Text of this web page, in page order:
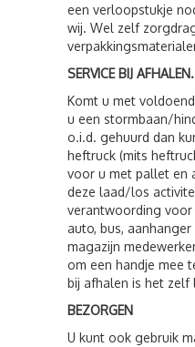
een verloopstukje
wij. Wel zelf
SERVICE BIJ AFHALEN.
Komt u met
u een stormbaan/
o.i.d. gehuurd dan
heftruck (mits
voor u met pallet en
deze laad/los
verantwoording voor
auto, bus,
magazijn
om een handje mee
bij afhalen is het zelf
BEZORGEN
U kunt ook gebruik